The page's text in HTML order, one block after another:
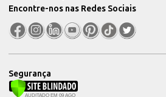
Encontre-nos nas Redes Sociais
Segurança